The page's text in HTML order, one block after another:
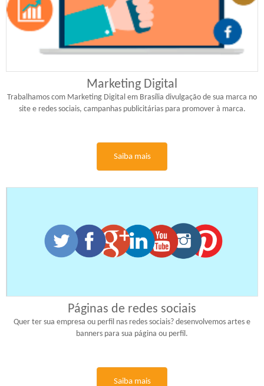
Marketing Digital
Trabalhamos com Marketing Digital em Brasília divulgação de sua marca no
site e redes sociais, campanhas publicitárias para promover à marca.
Saiba mais
Páginas de redes sociais
Quer ter sua empresa ou perfil nas redes sociais? desenvolvemos artes e
banners para sua página ou perfil.
Saiba mais